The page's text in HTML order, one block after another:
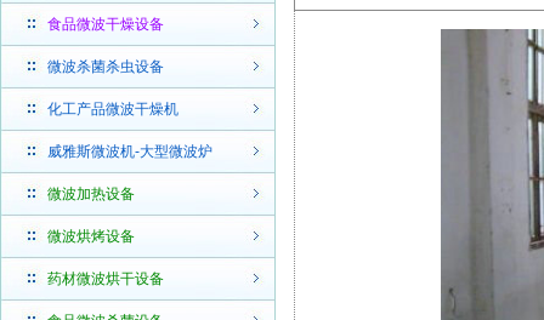
食品微波干燥设备
微波杀菌杀虫设备
化工产品微波干燥机
威雅斯微波机-大型微波炉
微波加热设备
微波烘烤设备
药材微波烘干设备